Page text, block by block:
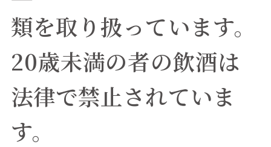
類を取り扱っています。
20歳未満の者の飲酒は
法律で禁止されていま
す。